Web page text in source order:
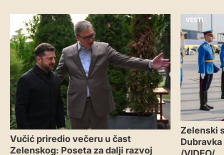
VESTI
Vučić priredio večeru u čast
Zelenskog: Poseta za dalji razvoj
VESTI
Zelenski